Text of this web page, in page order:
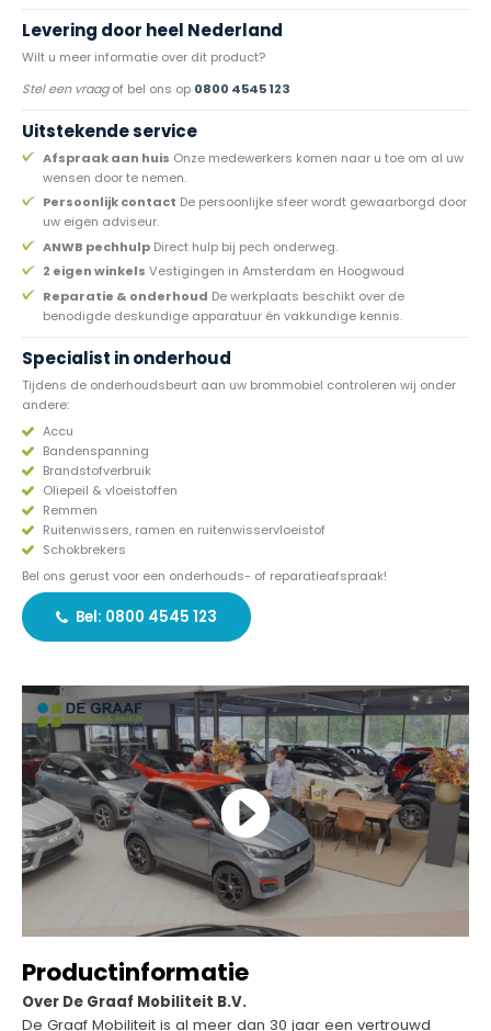
Levering door heel Nederland
Wilt u meer informatie over dit product?
Stel een vraagof bel ons op 0800 4545 123
Uitstekende service
Afspraak aan huis Onze medewerkers komen naar u toe om al uw
wensen door te nemen.
Persoonlijk contact De persoonlijke sfeer wordt gewaarborgd door
uw eigen adviseur.
ANWB pechhulp Direct hulp bij pech onderweg.
2 eigen winkels Vestigingen in Amsterdam en Hoogwoud
Reparatie & onderhoud De werkplaats beschikt over de
benodigde deskundige apparatuur én vakkundige kennis.
Specialist in onderhoud
Tijdens de onderhoudsbeurt aan uw brommobiel controleren wij onder
andere:
Accu
Bandenspanning
Brandstofverbruik
Oliepeil & vloeistoffen
Remmen
Ruitenwissers, ramen en ruitenwisservloeistof
Schokbrekers
Bel ons gerust voor een onderhouds- of reparatieafspraak!
Bel: 0800 4545 123
Productinformatie
Over De Graaf Mobiliteit B.V.
De Graaf Mobiliteit is al meer dan 30 jaar een vertrouwd